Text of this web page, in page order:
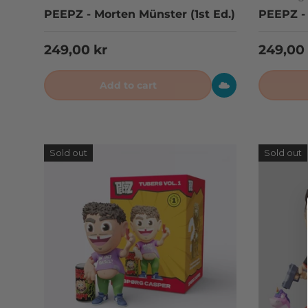
PEEPZ - Morten Münster (1st Ed.)
Regular price
249,00 kr
Add to cart
PEEPZ
249,00
Sold out Sold out